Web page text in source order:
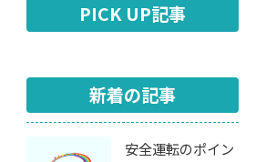
PICK UP記事
新着の記事
安全運転のポイン